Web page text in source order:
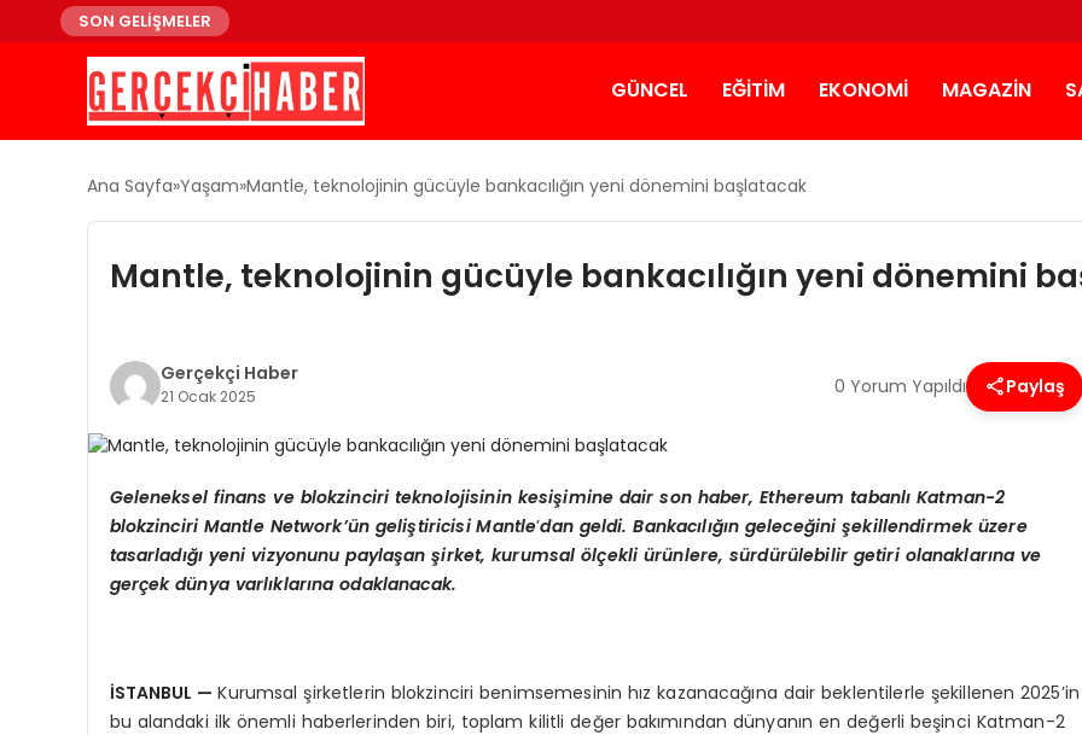
SON GELİŞMELER
GÜNCEL EĞITIM EKONOMI MAGAZIN
Ana Sayfa Yaşam Mantle, teknolojinin gücüyle bankacılığın yeni dönemini başlatacak
Mantle, teknolojinin gücüyle bankacılığın yeni dönemini
Gerçekçi Haber
21 Ocak 2025 0 Yorum Yapıldı Paylaş
Geleneksel finans ve blokzinciri teknolojisinin kesişimine dair son haber, Ethereum tabanlı Katman-2
blokzinciri Mantle Network’ün geliştiricisi Mantle’dan geldi. Bankacılığın geleceğini şekillendirmek üzere
tasarladığı yeni vizyonunu paylaşan şirket, kurumsalölçekli ürünlere, sürdürülebilir getiri olanaklarına ve
gerçek dünya varlıklarına odaklanacak.
İSTANBUL —Kurumsal şirketlerin blokzinciri benimsemesinin hız kazanacağına dair beklentilerle şekillenen 2025’in
bu alandaki ilk önemli haberlerinden biri, toplam kilitli değer bakımından dünyanın en değerli beşinci Katman-2